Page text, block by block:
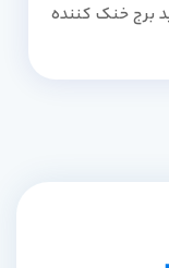
برج خنک کننده